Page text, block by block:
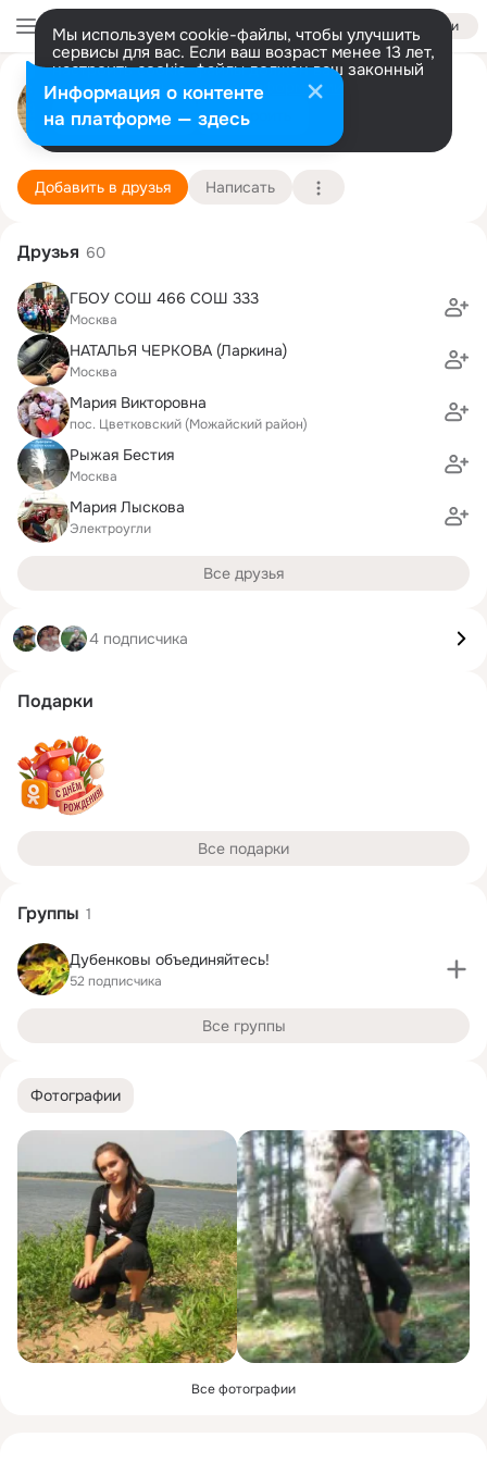
Войти
Мы используем cookie-файлы, чтобы улучшить
сервисы для вас. Если ваш возраст менее 13 лет,
настроить cookie-файлы должен ваш законный
представитель. Больше информации
Разрешить все Настроить
Юлия Дубенкова
Москва 27 января (41 год)
Подробнее
Добавить в друзья Написать
Фотографии
Все фотографии
Друзья 60
ГБОУ СОШ 466 СОШ 333
Москва
НАТАЛЬЯ ЧЕРКОВА (Ларкина)
Москва
Мария Викторовна
пос. Цветковский (Можайский район)
Рыжая Бестия
Москва
Мария Лыскова
Электроугли
Все друзья
4 подписчика
Подарки
Все подарки
Группы 1
Дубенковы объединяйтесь!
52 подписчика
Все группы
Информация о контенте
на платформе — здесь